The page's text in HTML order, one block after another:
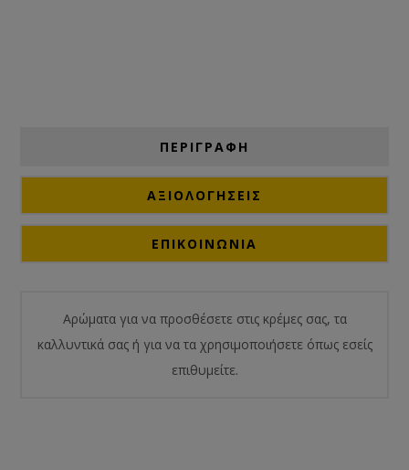
ΠΕΡΙΓΡΑΦΗ
ΑΞΙΟΛΟΓΉΣΕΙΣ
ΕΠΙΚΟΙΝΩΝΙΑ
Αρώματα για να προσθέσετε στις κρέμες σας, τα
καλλυντικά σας ή για να τα χρησιμοποιήσετε όπως εσείς
επιθυμείτε.